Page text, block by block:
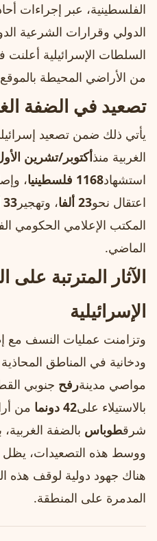
الفلسطينية، عبر إجراءات
الدولي وقرارات الشرعية
السلطات الإسرائيلية
من الأراضي المحيطة
تصعيد في الضفة
يأتي ذلك ضمن تصعيد
الغربية منذأكتوبر/تشرين الأول
استشهاد1168 فلسطينيا ،
اعتقال نحو23 ألفا ، وتهجير 33 ألفا
المكتب الإعلامي الحكومي
الماضي.
الآثار المترتبة
الإسرائيلية
وتزامنت عمليات النسف مع
ودخانية في المناطق
مواصي مدينةرفح جنوبي
بالاستيلاء على42 دونما من
شرقطوباس بالضفة
ووسط هذه التصعيدات، يظل
هناك جهود دولية لوقف هذه
المدمرة على المنطقة.